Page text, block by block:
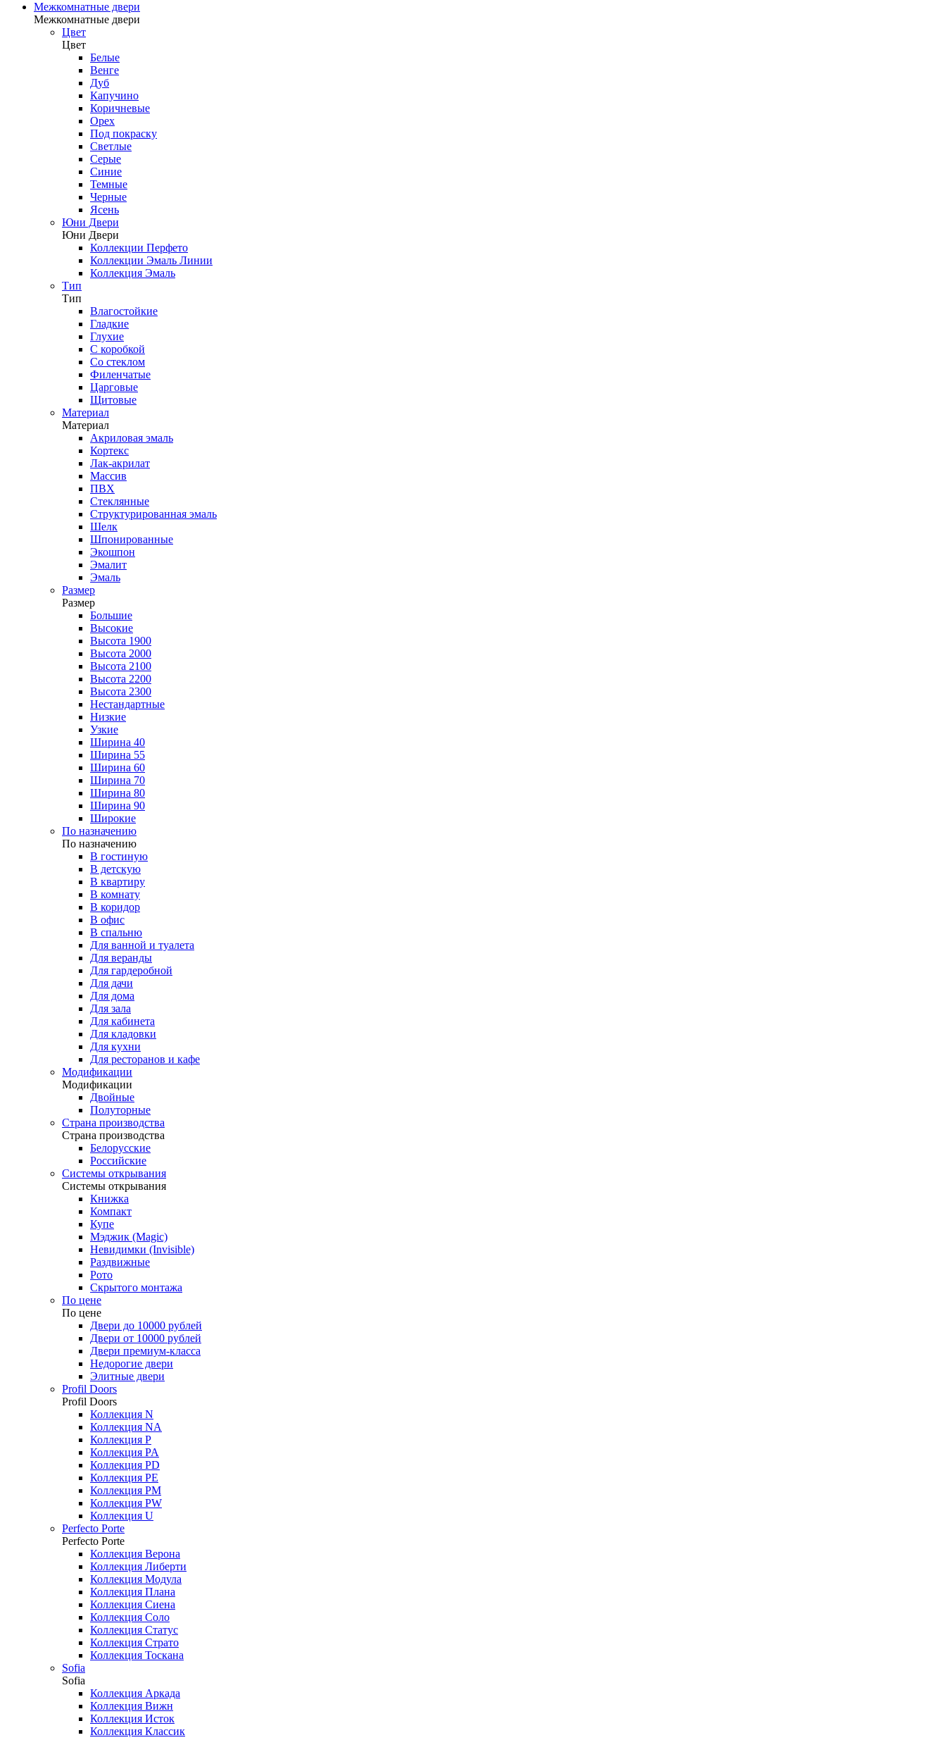
Межкомнатные двери
Межкомнатные двери
Цвет
Цвет
Белые
Венге
Дуб
Капучино
Коричневые
Орех
Под покраску
Светлые
Серые
Синие
Темные
Черные
Ясень
Юни Двери
Юни Двери
Коллекции Перфето
Коллекции Эмаль Линии
Коллекция Эмаль
Тип
Тип
Влагостойкие
Гладкие
Глухие
С коробкой
Со стеклом
Филенчатые
Царговые
Щитовые
Материал
Материал
Акриловая эмаль
Кортекс
Лак-акрилат
Массив
ПВХ
Стеклянные
Структурированная эмаль
Шелк
Шпонированные
Экошпон
Эмалит
Эмаль
Размер
Размер
Большие
Высокие
Высота 1900
Высота 2000
Высота 2100
Высота 2200
Высота 2300
Нестандартные
Низкие
Узкие
Ширина 40
Ширина 55
Ширина 60
Ширина 70
Ширина 80
Ширина 90
Широкие
По назначению
По назначению
В гостиную
В детскую
В квартиру
В комнату
В коридор
В офис
В спальню
Для ванной и туалета
Для веранды
Для гардеробной
Для дачи
Для дома
Для зала
Для кабинета
Для кладовки
Для кухни
Для ресторанов и кафе
Модификации
Модификации
Двойные
Полуторные
Страна производства
Страна производства
Белорусские
Российские
Системы открывания
Системы открывания
Книжка
Компакт
Купе
Мэджик (Magic)
Невидимки (Invisible)
Раздвижные
Рото
Скрытого монтажа
По цене
По цене
Двери до 10000 рублей
Двери от 10000 рублей
Двери премиум-класса
Недорогие двери
Элитные двери
Profil Doors
Profil Doors
Коллекция N
Коллекция NA
Коллекция P
Коллекция PA
Коллекция PD
Коллекция PE
Коллекция PM
Коллекция PW
Коллекция U
Perfecto Porte
Perfecto Porte
Коллекция Верона
Коллекция Либерти
Коллекция Модула
Коллекция Плана
Коллекция Сиена
Коллекция Соло
Коллекция Статус
Коллекция Страто
Коллекция Тоскана
Sofia
Sofia
Коллекция Аркада
Коллекция Вижн
Коллекция Исток
Коллекция Классик